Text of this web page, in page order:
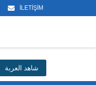
İLETİŞİM
شاهد العربة